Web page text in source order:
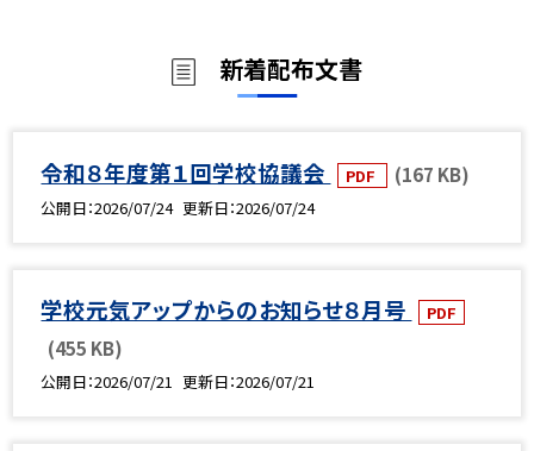
新着配布文書
令和８年度第１回学校協議会 PDF (167 KB)
公開日 2026/07/24 更新日 2026/07/24
学校元気アップからのお知らせ８月号 PDF
(455 KB)
公開日 2026/07/21 更新日 2026/07/21